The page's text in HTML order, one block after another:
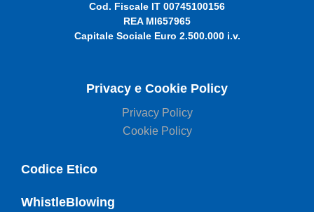
Cod. Fiscale IT 00745100156
REA MI657965
Capitale Sociale Euro 2.500.000 i.v.
Privacy e Cookie Policy
Privacy Policy
Cookie Policy
Codice Etico
WhistleBlowing